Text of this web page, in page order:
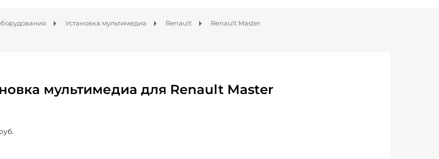
Установка мультимедиа Renault Renault Master
мультимедиа для Renault Master